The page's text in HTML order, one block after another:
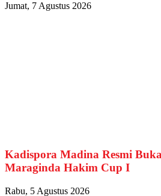
Jumat, 7 Agustus 2026
Kadispora Madina Resmi
Maraginda Hakim Cup I
Rabu, 5 Agustus 2026